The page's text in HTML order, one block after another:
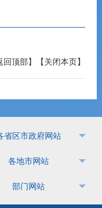
回顶部】 【关闭本页】
省区市政府网站
各地市网站
部门网站